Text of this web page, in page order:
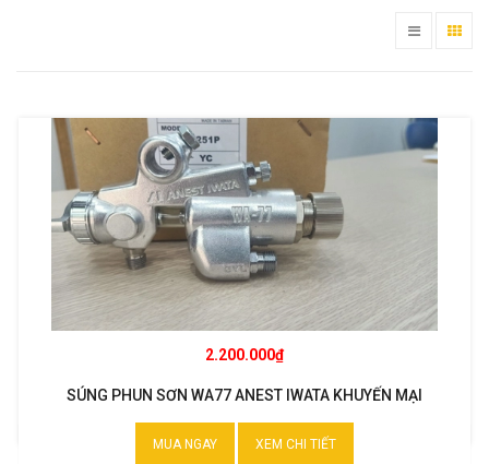
2.200.000₫
SÚNG PHUN SƠN WA77 ANEST IWATA KHUYẾN MẠI
MUA NGAY XEM CHI TIẾT